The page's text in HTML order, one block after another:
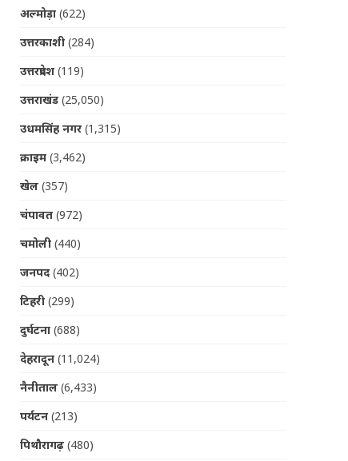
अल्मोड़ा(622)
उत्तरकाशी(284)
उत्तरप्रदेश(119)
उत्तराखंड(25,050)
उधमसिंह नगर(1,315)
क्राइम(3,462)
खेल(357)
चंपावत(972)
चमोली(440)
जनपद(402)
टिहरी(299)
दुर्घटना(688)
देहरादून(11,024)
नैनीताल(6,433)
पर्यटन(213)
पिथौरागढ़(480)